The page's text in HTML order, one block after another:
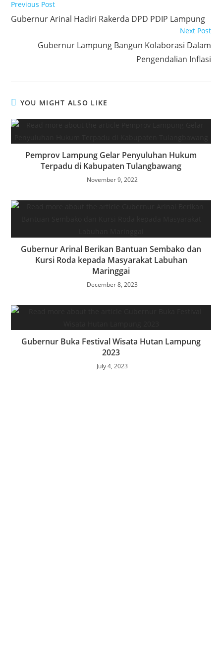
o
k
e
r
s
A
k
e
a
r
Read
more
articles
Previous Post
Gubernur Arinal Hadiri Rakerda DPD PDIP Lampung
Next Post
Gubernur Lampung Bangun Kolaborasi Dalam
Pengendalian Inflasi
YOU MIGHT ALSO LIKE
Pemprov Lampung Gelar Penyuluhan Hukum
Terpadu di Kabupaten Tulangbawang
November 9, 2022
Gubernur Arinal Berikan Bantuan Sembako dan
Kursi Roda kepada Masyarakat Labuhan
Maringgai
December 8, 2023
Gubernur Buka Festival Wisata Hutan Lampung
2023
July 4, 2023